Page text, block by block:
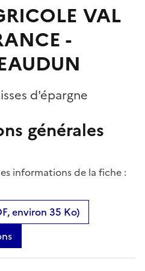
VAL
-
d'épargne
générales
informations de la fiche :
environ 35 Ko)